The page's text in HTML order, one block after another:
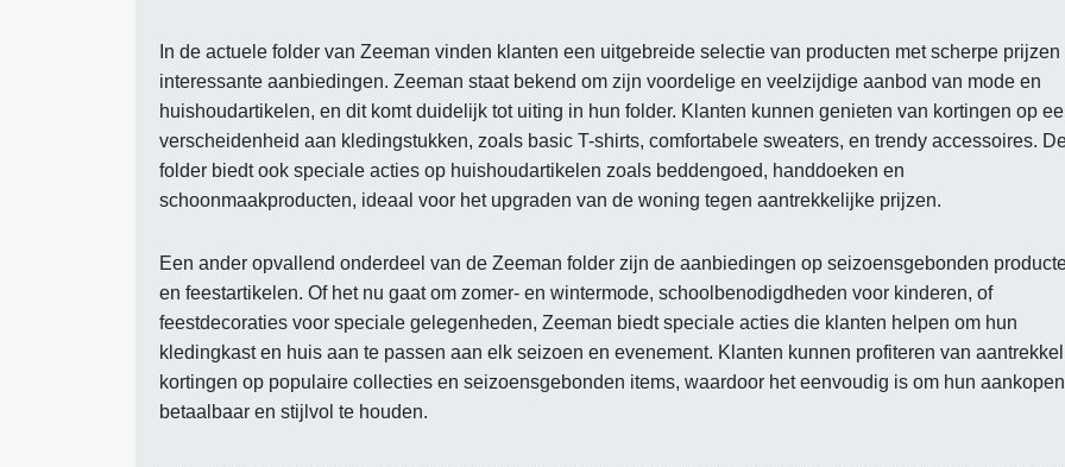
In de actuele folder van Zeeman vinden klanten een uitgebreide selectie van producten met scherpe prijzen
interessante aanbiedingen. Zeeman staat bekend om zijn voordelige en veelzijdige aanbod van mode en
huishoudartikelen, en dit komt duidelijk tot uiting in hun folder. Klanten kunnen genieten van kortingen op
verscheidenheid aan kledingstukken, zoals basic T-shirts, comfortabele sweaters, en trendy accessoires.
folder biedt ook speciale acties op huishoudartikelen zoals beddengoed, handdoeken en
schoonmaakproducten, ideaal voor het upgraden van de woning tegen aantrekkelijke prijzen.
Een ander opvallend onderdeel van de Zeeman folder zijn de aanbiedingen op seizoensgebonden
en feestartikelen. Of het nu gaat om zomer- en wintermode, schoolbenodigdheden voor kinderen, of
feestdecoraties voor speciale gelegenheden, Zeeman biedt speciale acties die klanten helpen om hun
kledingkast en huis aan te passen aan elk seizoen en evenement. Klanten kunnen profiteren van
kortingen op populaire collecties en seizoensgebonden items, waardoor het eenvoudig is om hun aankopen
betaalbaar en stijlvol te houden.